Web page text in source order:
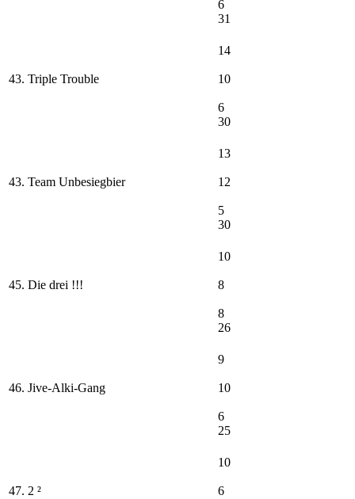
6
31
43. Triple Trouble
14
10
6
30
43. Team Unbesiegbier
13
12
5
30
45. Die drei !!!
10
8
8
26
46. Jive-Alki-Gang
9
10
6
25
47. 2 ²
10
6